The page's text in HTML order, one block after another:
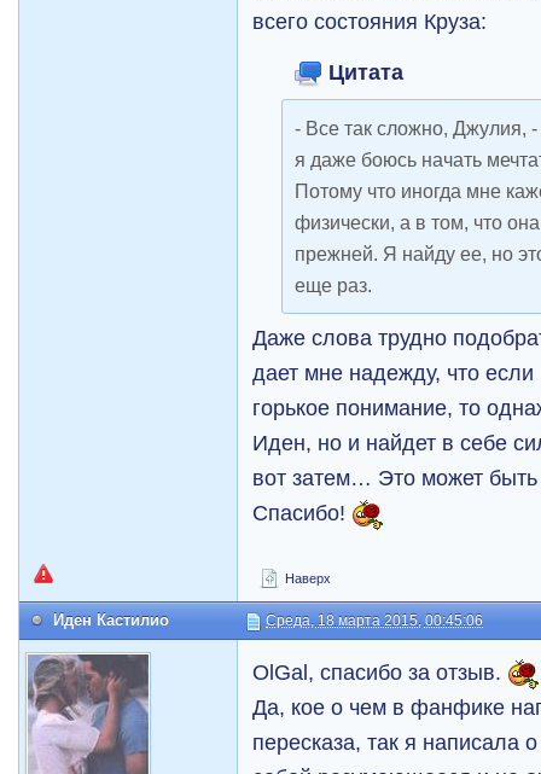
всего состояния Круза:
Цитата
- Все так сложно, Джулия,
я даже боюсь начать
Потому что иногда мне
физически, а в том, что
прежней. Я найду ее, но
еще раз.
Даже слова трудно
дает мне надежду, что если
горькое понимание, то
Иден, но и найдет в себе
вот затем… Это может
Спасибо!
Наверх
Иден Кастилио Среда, 18 марта 2015, 00:45:06
OlGal, спасибо за отзыв.
Да, кое о чем в фанфике
пересказа, так я написала